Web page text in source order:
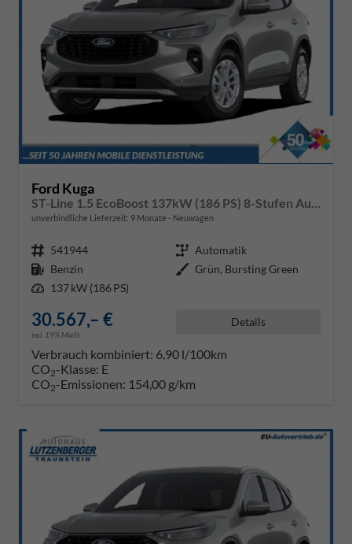
Ford Kuga
unverbindliche Lieferzeit: 9 Monate Neuwagen
Fahrzeugnr. 541944 Getriebe Automatik
Kraftstoff Benzin Außenfarbe Grün, Bursting Green
Leistung 137 kW (186 PS)
30.567,– €
incl. 19% MwSt.
Details
Verbrauch kombiniert: 6,90 l/100km
CO2-Klasse: E
CO2-Emissionen: 154,00 g/km